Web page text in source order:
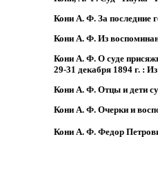
Кони А. Ф. За последние
Кони А. Ф. Из
Кони А. Ф. О суде
29-31 декабря 1894 г. :
Кони А. Ф. Отцы и дети
Кони А. Ф. Очерки и
Кони А. Ф. Федор